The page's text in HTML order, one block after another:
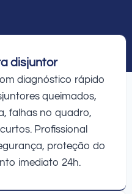
disjuntor
diagnóstico rápido
queimados,
falhas no quadro,
Profissional
proteção do
imediato 24h.